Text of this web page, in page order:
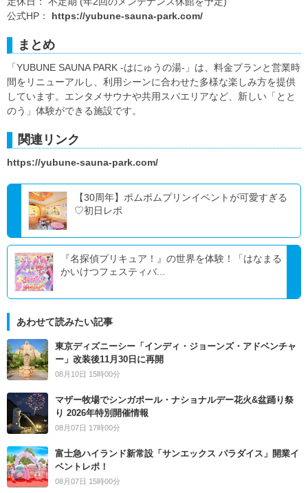
公式HP： https://yubune-sauna-park.com/
まとめ
「YUBUNE SAUNA PARK -はにゅうの湯-」は、料金プランと営業時
間をリニューアルし、利用シーンに合わせた多様な楽しみ方を提供
しています。エンタメサウナや共用スパエリアなど、新しい「とと
のう」体験ができる施設です。
関連リンク
https://yubune-sauna-park.com/
【30周年】ポムポムプリンイベントが可愛すぎる
♡初日レポ
『名探偵プリキュア！』の世界を体験！「はなまる
かいけつフェスティバ...
あわせて読みたい記事
東京ディズニーシー「インディ・ジョーンズ・アドベンチャ
ー」改装後11月30日に再開
08月10日 15時00分
マザー牧場でシンガポール・ナショナルデー花火&盆踊り祭
り 2026年特別開催情報
08月07日 17時00分
富士急ハイランド新常設「サンエックス パラダイス」開業イ
ベントレポ！
08月07日 15時00分